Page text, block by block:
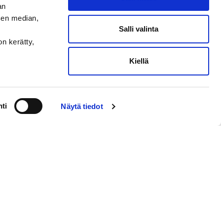
median,
kerätty,
Näytä tiedot
Salli valinta
Kiellä